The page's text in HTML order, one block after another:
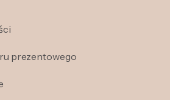
prezentowego